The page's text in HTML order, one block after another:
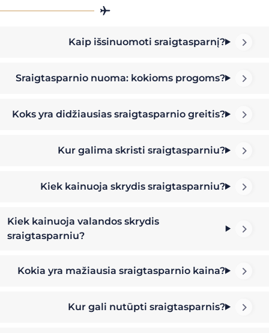
Kaip išsinuomoti sraigtasparnį?
Sraigtasparnio nuoma: kokioms progoms?
Koks yra didžiausias sraigtasparnio greitis?
Kur galima skristi sraigtasparniu?
Kiek kainuoja skrydis sraigtasparniu?
Kiek kainuoja valandos skrydis
sraigtasparniu?
Kokia yra mažiausia sraigtasparnio kaina?
Kur gali nutūpti sraigtasparnis?